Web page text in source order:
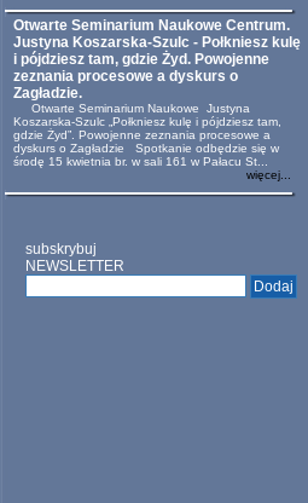
Otwarte Seminarium Naukowe Centrum.
Justyna Koszarska-Szulc - Połkniesz kulę
i pójdziesz tam, gdzie Żyd. Powojenne
zeznania procesowe a dyskurs o
Zagładzie.
Otwarte Seminarium Naukowe Justyna
Koszarska-Szulc „Połkniesz kulę i pójdziesz tam,
gdzie Żyd”. Powojenne zeznania procesowe a
dyskurs o Zagładzie Spotkanie odbędzie się w
środę 15 kwietnia br. w sali 161 w Pałacu St...
więcej...
subskrybuj
NEWSLETTER